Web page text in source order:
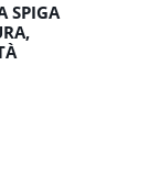
SPIGA